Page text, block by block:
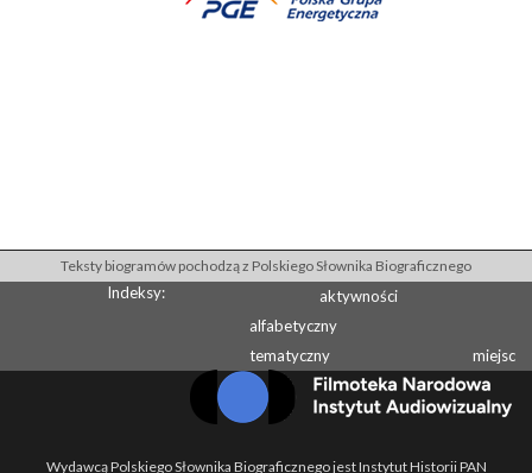
Teksty biogramów pochodzą z Polskiego Słownika Biograficznego
Indeksy:
aktywności
alfabetyczny
tematyczny
miejsc
Wydawcą Polskiego Słownika Biograficznego jest Instytut Historii PAN